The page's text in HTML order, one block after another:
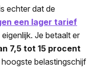
echter dat de
een lager tarief
Je betaalt er
7,5 tot 15 procent
belastingschijf